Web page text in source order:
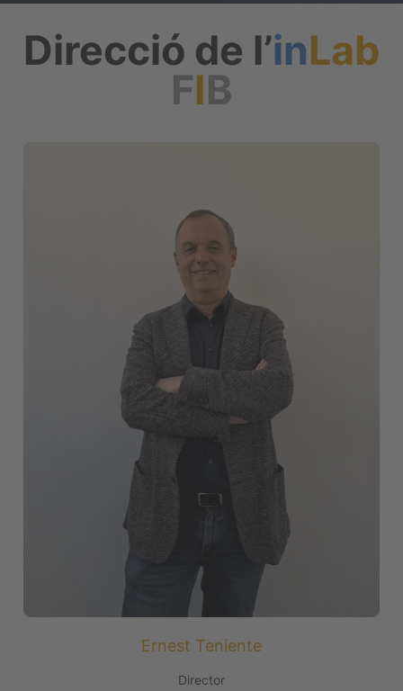
Direcció de l’inLab
FIB
Ernest Teniente
Director